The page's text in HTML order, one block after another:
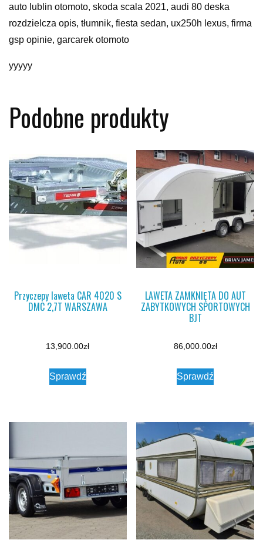
auto lublin otomoto, skoda scala 2021, audi 80 deska
rozdzielcza opis, tłumnik, fiesta sedan, ux250h lexus, firma
gsp opinie, garcarek otomoto
yyyyy
Podobne produkty
Przyczepy laweta CAR 4020 S
DMC 2,7T WARSZAWA
13,900.00zł
Sprawdź
LAWETA ZAMKNIĘTA DO AUT
ZABYTKOWYCH SPORTOWYCH
BJT
86,000.00zł
Sprawdź